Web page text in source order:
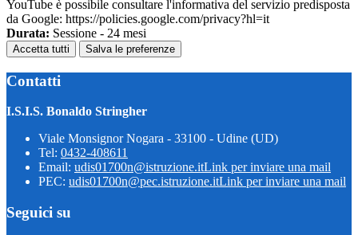
YouTube è possibile consultare l'informativa del servizio predisposta
da Google: https://policies.google.com/privacy?hl=it
Durata: Sessione - 24 mesi
Accetta tutti Salva le preferenze
Contatti
I.S.I.S. Bonaldo Stringher
Viale Monsignor Nogara - 33100 - Udine (UD)
Tel: 0432-408611
Email: udis01700n@istruzione.itLink per inviare una mail
PEC: udis01700n@pec.istruzione.itLink per inviare una mail
Seguici su